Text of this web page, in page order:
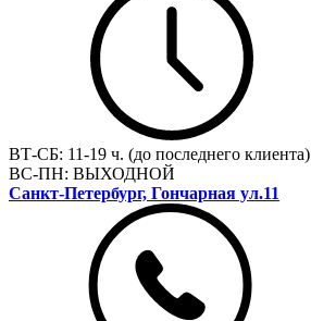
ВТ-СБ: 11-19 ч. (до последнего клиента)
ВС-ПН: ВЫХОДНОЙ
Санкт-Петербург, Гончарная ул.11